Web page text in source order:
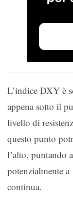
L’indice DXY è
appena sotto il
livello di
questo punto
l’alto, puntando
potenzialmente a
continua.